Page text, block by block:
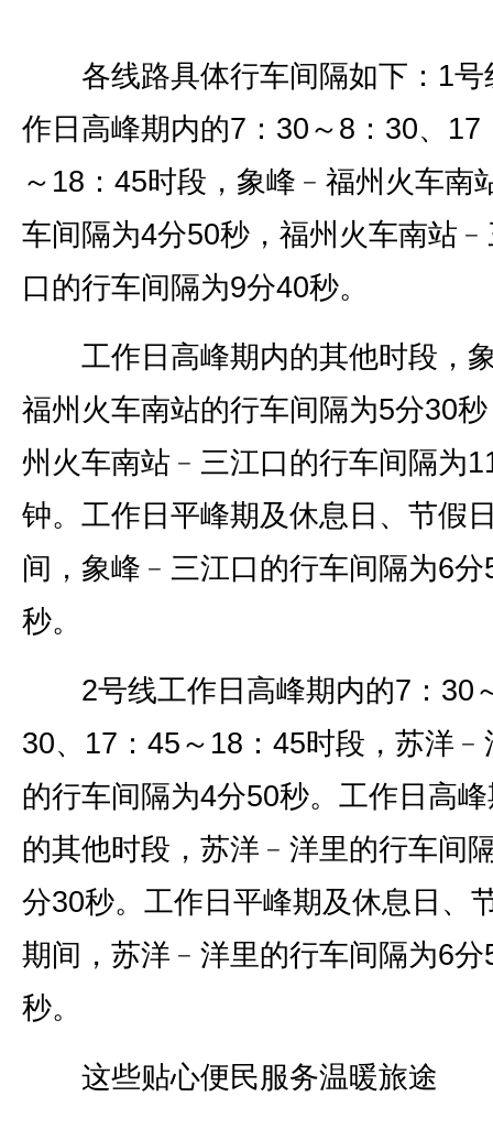
各线路具体行车间隔如下：1号
作日高峰期内的7：30～8：30、17
～18：45时段，象峰﹣福州火车南
车间隔为4分50秒，福州火车南站
口的行车间隔为9分40秒。
工作日高峰期内的其他时段，
福州火车南站的行车间隔为5分30
州火车南站﹣三江口的行车间隔为
钟。工作日平峰期及休息日、节假
间，象峰﹣三江口的行车间隔为6分
秒。
2号线工作日高峰期内的7：30
30、17：45～18：45时段，苏洋﹣
的行车间隔为4分50秒。工作日高
的其他时段，苏洋﹣洋里的行车间
分30秒。工作日平峰期及休息日、
期间，苏洋﹣洋里的行车间隔为6分
秒。
这些贴心便民服务温暖旅途